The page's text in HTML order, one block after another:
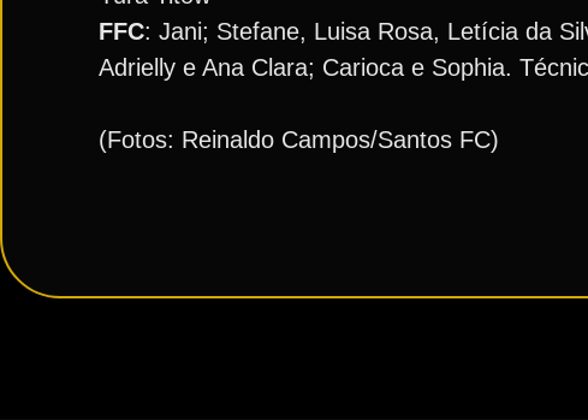
FFC: Jani; Stefane, Luisa Rosa, Letícia da
Adrielly e Ana Clara; Carioca e Sophia.
(Fotos: Reinaldo Campos/Santos FC)